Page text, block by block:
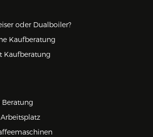
oder Dualboiler?
Kaufberatung
Kaufberatung
Beratung